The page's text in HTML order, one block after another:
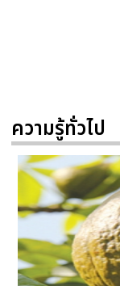
ความรู้ทั่วไป